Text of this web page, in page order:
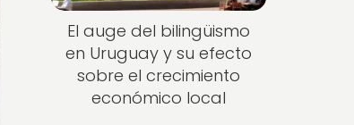
El auge del bilingüismo
en Uruguay y su efecto
sobre el crecimiento
económico local